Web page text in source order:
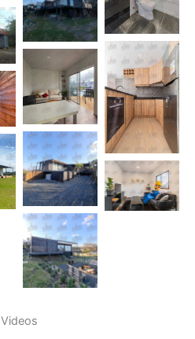
Videos